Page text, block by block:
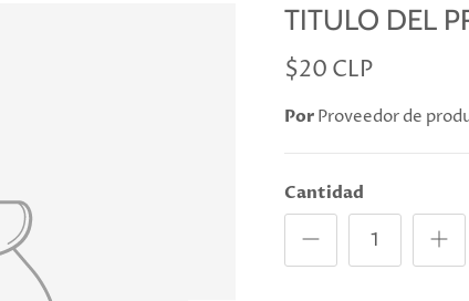
TITULO DEL
$20 CLP
PorProveedor de
Cantidad